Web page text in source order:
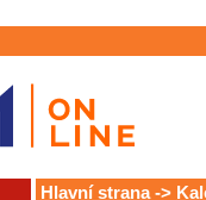
Hlavní strana->